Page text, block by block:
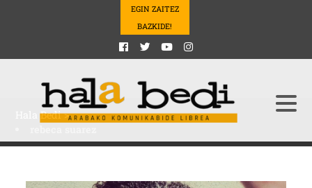
EGIN ZAITEZ
BAZKIDE!
Hala Bedi>